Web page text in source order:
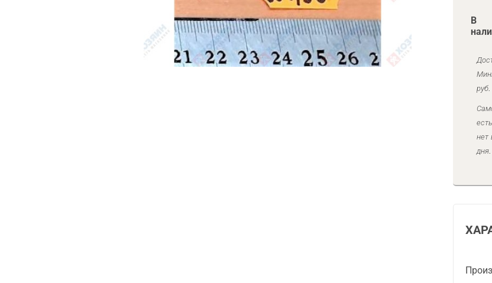
В
руб.
нет
дня.